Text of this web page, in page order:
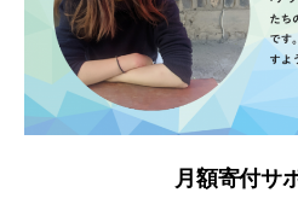
月額寄付サ